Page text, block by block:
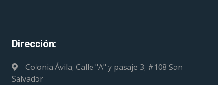
Dirección:
Colonia Ávila, Calle "A" y pasaje 3, #108 San
Salvador